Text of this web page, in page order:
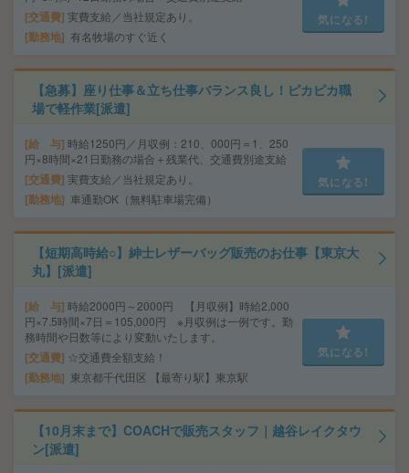
交通費 実費支給／当社規定あり。
勤務地 有名牧場のすぐ近く
気になる!
【急募】座り仕事＆立ち仕事バランス良し！ピカピカ職
場で軽作業[派遣]
給 与 時給1250円／月収例：210、000円＝1、250
円×8時間×21日勤務の場合＋残業代、交通費別途支給
交通費 実費支給／当社規定あり。
勤務地 車通勤OK（無料駐車場完備）
気になる!
【短期高時給○】紳士レザーバッグ販売のお仕事【東京大
丸】[派遣]
給 与 時給2000円～2000円 【月収例】時給2,000
円×7.5時間×7日＝105,000円 ※月収例は一例です。勤
務時間や日数等により変動いたします。
交通費 ☆交通費全額支給！
勤務地 東京都千代田区 【最寄り駅】東京駅
気になる!
【10月末まで】COACHで販売スタッフ｜越谷レイクタウ
ン[派遣]